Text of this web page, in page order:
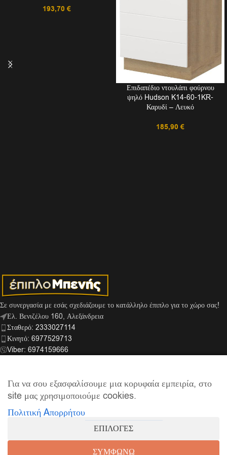
193,70 €
Επιδαπέδιο ντουλάπι φούρνου
ψηλό Hudson K14-60-1KR-
Καρυδί – Λευκό
185,90 €
Σε συνεργασία με εσάς σχεδιάζουμε το κατάλληλο έπιπλο για το χώρο σας!
Ελ. Βενιζέλου 160, Αλεξάνδρεια
Σταθερό: 2333027114
Κινητό: 6977529713
Viber: 6974159666
ΣΎΝΔΕΣΜΟΙ
ΠΛΗΡΟΦΟΡΊΕΣ
Έπιπλο Μπενής| Supported by
Για να σου εξασφαλίσουμε μια κορυφαία εμπειρία, στο
site μας χρησιμοποιούμε cookies.
Πολιτική Aπορρήτου
ΕΠΙΛΟΓΕΣ
ΣΥΜΦΩΝΩ